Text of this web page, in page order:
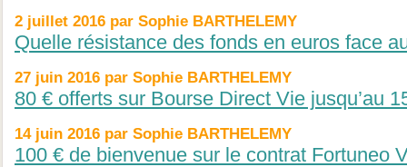
2 juillet 2016 par Sophie BARTHELEMY
Quelle résistance des fonds en euros face
27 juin 2016 par Sophie BARTHELEMY
80 € offerts sur Bourse Direct Vie jusqu’au
14 juin 2016 par Sophie BARTHELEMY
100 € de bienvenue sur le contrat Fortuneo